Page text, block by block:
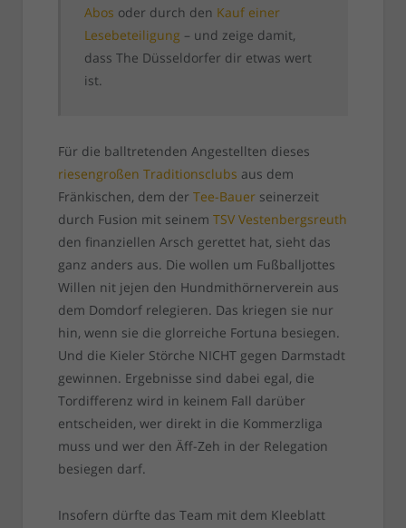
Abos oder durch den Kauf einer
Lesebeteiligung – und zeige damit,
dass The Düsseldorfer dir etwas wert
ist.
Für die balltretenden Angestellten dieses
riesengroßen Traditionsclubs aus dem
Fränkischen, dem der Tee-Bauerseinerzeit
durch Fusion mit seinem TSV Vestenbergsreuth
den finanziellen Arsch gerettet hat, sieht das
ganz anders aus. Die wollen um Fußballjottes
Willen nit jejen den Hundmithörnerverein aus
dem Domdorf relegieren. Das kriegen sie nur
hin, wenn sie die glorreiche Fortuna besiegen.
Und die Kieler Störche NICHT gegen Darmstadt
gewinnen. Ergebnisse sind dabei egal, die
Tordifferenz wird in keinem Fall darüber
entscheiden, wer direkt in die Kommerzliga
muss und wer den Äff-Zeh in der Relegation
besiegen darf.
Insofern dürfte das Team mit dem Kleeblatt